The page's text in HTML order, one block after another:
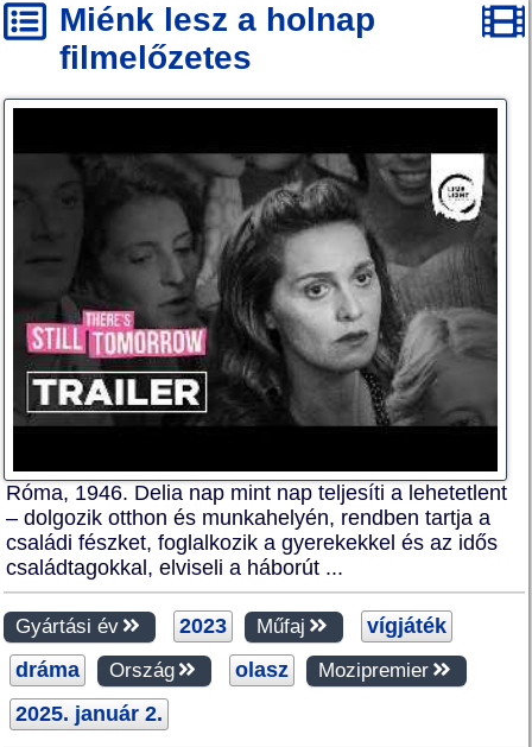
Miénk lesz a holnap
filmelőzetes
Róma, 1946. Delia nap mint nap teljesíti a lehetetlent
– dolgozik otthon és munkahelyén, rendben tartja a
családi fészket, foglalkozik a gyerekekkel és az idős
családtagokkal, elviseli a háborút ...
Gyártási év 2023 Műfaj
vígjáték
dráma
Ország olasz Mozipremier
2025. január 2.